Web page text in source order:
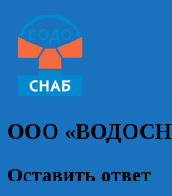
ООО
Оставить ответ